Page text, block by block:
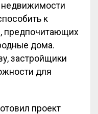
недвижимости
к
предпочитающих
дома.
застройщики
для
проект